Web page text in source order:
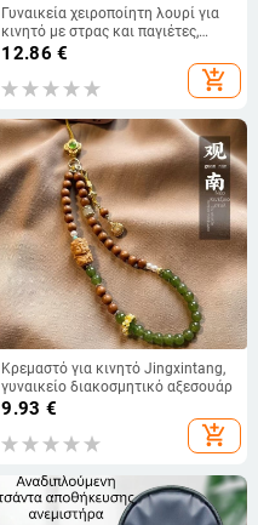
Γυναικεία χειροποίητη λουρί για
κινητό με στρας και παγιέτες,
γεωμετρικό κρεμαστό,
12.86 €
add_shopping_cart
Κρεμαστό για κινητό Jingxintang,
γυναικείο διακοσμητικό αξεσουάρ
9.93 €
add_shopping_cart